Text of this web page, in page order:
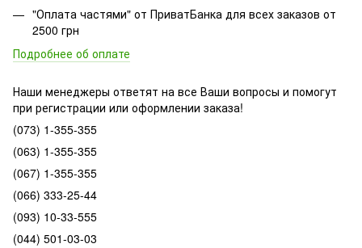
"Оплата частями" от ПриватБанка для всех заказов от
2500 грн
Подробнее об оплате
Наши менеджеры ответят на все Ваши вопросы и помогут
при регистрации или оформлении заказа!
(073) 1-355-355
(063) 1-355-355
(067) 1-355-355
(066) 333-25-44
(093) 10-33-555
(044) 501-03-03